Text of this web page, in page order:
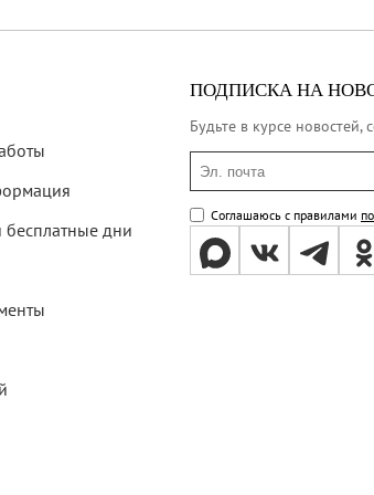
бесплатные дни
ПОДПИСКА НА
Будьте в курсе новостей,
Эл. почта
Соглашаюсь с правилами